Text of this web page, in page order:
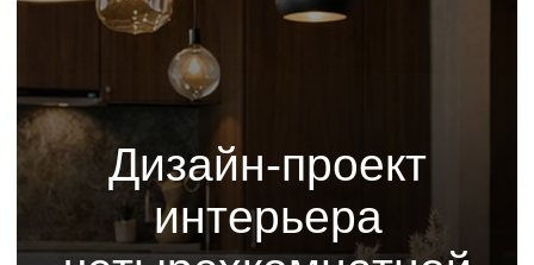
Дизайн-проект
интерьера
четырехкомнатной
квартиры
Заказ профессионального дизайн-
проекта для четырехкомнатной
квартиры — это разумное вложение,
которое преображает просторное
жилье в гармоничное, функциональное